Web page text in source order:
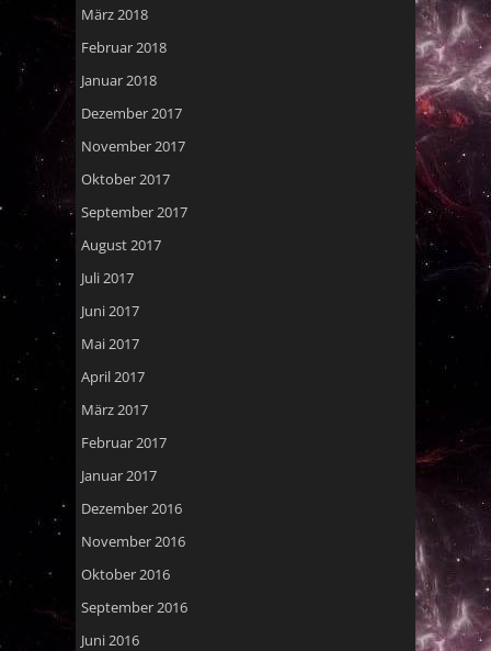
März 2018
Februar 2018
Januar 2018
Dezember 2017
November 2017
Oktober 2017
September 2017
August 2017
Juli 2017
Juni 2017
Mai 2017
April 2017
März 2017
Februar 2017
Januar 2017
Dezember 2016
November 2016
Oktober 2016
September 2016
Juni 2016